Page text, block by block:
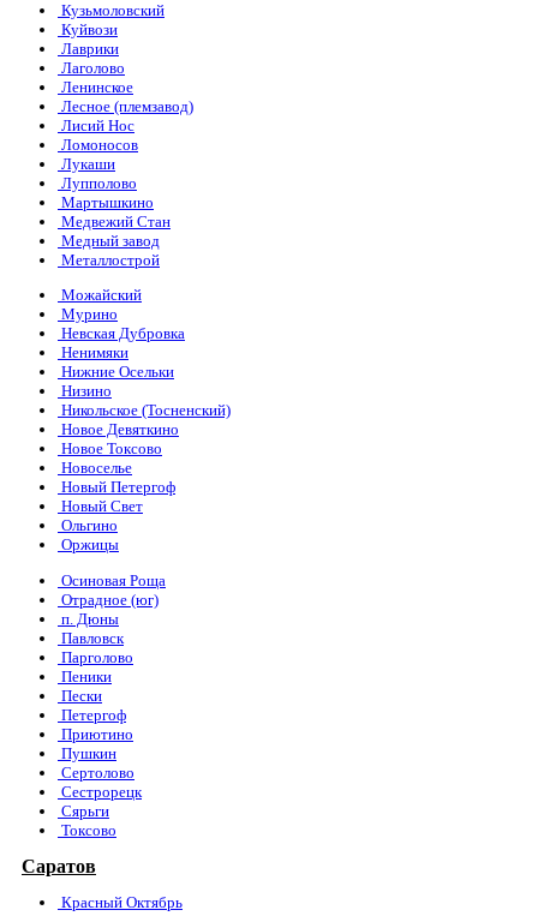
Кузьмоловский
Куйвози
Лаврики
Лаголово
Ленинское
Лесное (племзавод)
Лисий Нос
Ломоносов
Лукаши
Лупполово
Мартышкино
Медвежий Стан
Медный завод
Металлострой
Можайский
Мурино
Невская Дубровка
Ненимяки
Нижние Осельки
Низино
Никольское (Тосненский)
Новое Девяткино
Новое Токсово
Новоселье
Новый Петергоф
Новый Свет
Ольгино
Оржицы
Осиновая Роща
Отрадное (юг)
п. Дюны
Павловск
Парголово
Пеники
Пески
Петергоф
Приютино
Пушкин
Сертолово
Сестрорецк
Сярьги
Токсово
Саратов
Красный Октябрь